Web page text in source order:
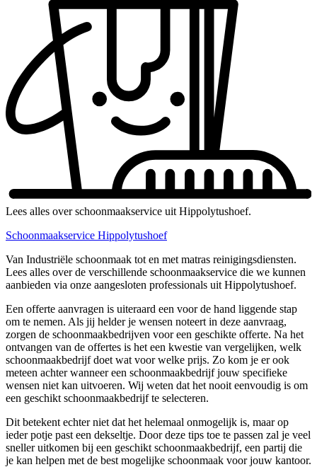
Lees alles over schoonmaakservice uit Hippolytushoef.
Schoonmaakservice Hippolytushoef
Van Industriële schoonmaak tot en met matras reinigingsdiensten.
Lees alles over de verschillende schoonmaakservice die we kunnen
aanbieden via onze aangesloten professionals uit Hippolytushoef.
Een offerte aanvragen is uiteraard een voor de hand liggende stap
om te nemen. Als jij helder je wensen noteert in deze aanvraag,
zorgen de schoonmaakbedrijven voor een geschikte offerte. Na het
ontvangen van de offertes is het een kwestie van vergelijken, welk
schoonmaakbedrijf doet wat voor welke prijs. Zo kom je er ook
meteen achter wanneer een schoonmaakbedrijf jouw specifieke
wensen niet kan uitvoeren. Wij weten dat het nooit eenvoudig is om
een geschikt schoonmaakbedrijf te selecteren.
Dit betekent echter niet dat het helemaal onmogelijk is, maar op
ieder potje past een dekseltje. Door deze tips toe te passen zal je veel
sneller uitkomen bij een geschikt schoonmaakbedrijf, een partij die
je kan helpen met de best mogelijke schoonmaak voor jouw kantoor.